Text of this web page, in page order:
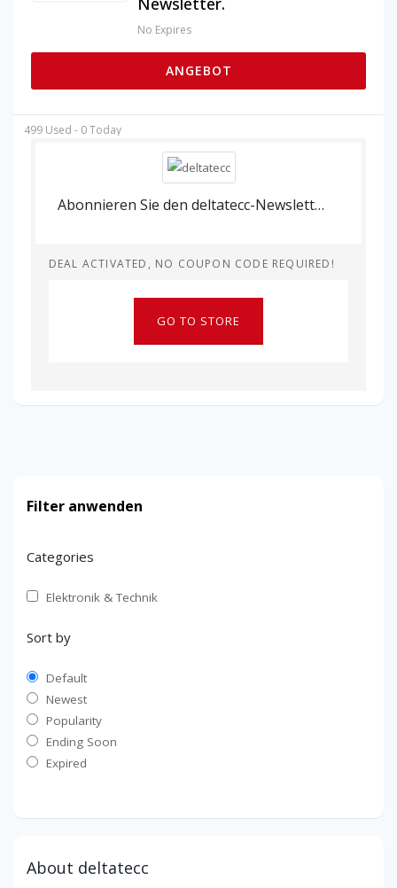
No Expires
ANGEBOT
499 Used - 0 Today
Abonnieren Sie den deltatecc-Newsletter.
DEAL ACTIVATED, NO COUPON CODE REQUIRED!
GO TO STORE
Filter anwenden
Categories
Elektronik & Technik
Sort by
Default
Newest
Popularity
Ending Soon
Expired
About deltatecc